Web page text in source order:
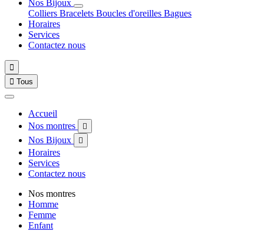
Nos Bijoux
Colliers Bracelets Boucles d'oreilles Bagues
Horaires
Services
Contactez nous

 Tous
Accueil
Nos montres

Nos Bijoux 
Horaires
Services
Contactez nous
Nos montres
Homme
Femme
Enfant